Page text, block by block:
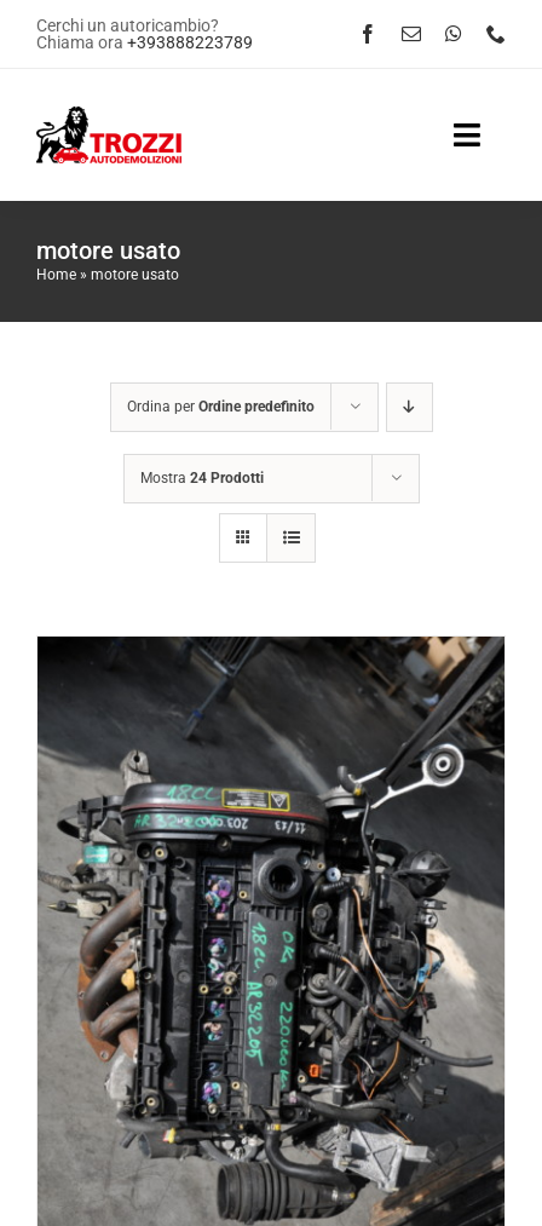
SaltaCerchi un autoricambio?
Chiama ora +393888223789
Toggle
Contattaci
motore usato
Home » motore usato
Ordina per Ordine predefinito
Mostra 24 Prodotti